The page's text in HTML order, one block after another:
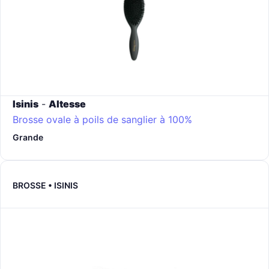
Isinis - Altesse
Brosse ovale à poils de sanglier à 100%
Grande
BROSSE • ISINIS